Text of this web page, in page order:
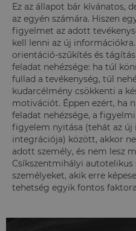
Ez az állapot bár kívánatos,
az egyén számára. Hiszen
figyelmet az adott
kell lenni az új
orientáció-szűkítés és tágítás
feladat nehézsége: ha túl
fullad a tevékenység, túl
kudarcélmény csökkenti a
motivációt. Éppen ezért, ha
feladat nehézsége, a
figyelem nyitása (tehát az új
integrációja) között, akkor
adott személy, és nem lesz
Csíkszentmihályi autotelikus
személyeket, akik erre
tehetség egyik fontos